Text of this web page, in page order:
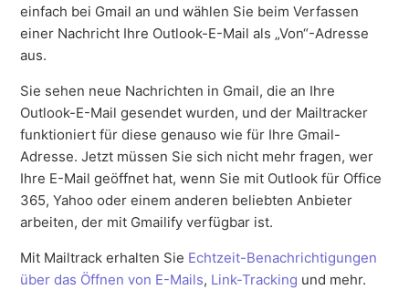
einfach bei Gmail an und wählen Sie beim Verfassen
einer Nachricht Ihre Outlook-E-Mail als „Von“-Adresse
aus.
Sie sehen neue Nachrichten in Gmail, die an Ihre
Outlook-E-Mail gesendet wurden, und der Mailtracker
funktioniert für diese genauso wie für Ihre Gmail-
Adresse. Jetzt müssen Sie sich nicht mehr fragen, wer
Ihre E-Mail geöffnet hat, wenn Sie mit Outlook für Office
365, Yahoo oder einem anderen beliebten Anbieter
arbeiten, der mit Gmailify verfügbar ist.
Mit Mailtrack erhalten Sie Echtzeit-Benachrichtigungen
über das Öffnen von E-Mails, Link-Tracking und mehr.